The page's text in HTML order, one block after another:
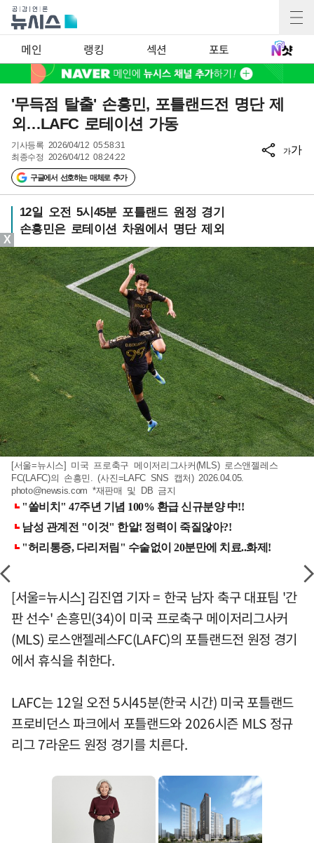
메인 랭킹 섹션 포토
'무득점 탈출' 손흥민, 포틀랜드전 명단 제
외…LAFC 로테이션 가동
기사등록 2026/04/12 05:58:31
최종수정 2026/04/12 08:24:22
구글에서 선호하는 매체로 추가
가가
12일 오전 5시45분 포틀랜드 원정 경기
손흥민은 로테이션 차원에서 명단 제외
[서울=뉴시스] 미국 프로축구 메이저리그사커(MLS) 로스앤젤레스
FC(LAFC)의 손흥민. (사진=LAFC SNS 캡처) 2026.04.05.
photo@newsis.com *재판매 및 DB 금지
[서울=뉴시스] 김진엽 기자 = 한국 남자 축구 대표팀 '간
판 선수' 손흥민(34)이 미국 프로축구 메이저리그사커
(MLS) 로스앤젤레스FC(LAFC)의 포틀랜드전 원정 경기
에서 휴식을 취한다.
LAFC는 12일 오전 5시45분(한국 시간) 미국 포틀랜드
프로비던스 파크에서 포틀랜드와 2026시즌 MLS 정규
리그 7라운드 원정 경기를 치른다.
X